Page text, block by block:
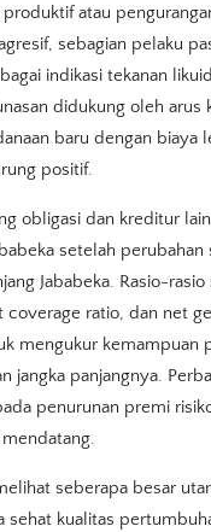
atau
sebagian pelaku
indikasi tekanan
didukung oleh arus
baru dengan biaya
positif.
obligasi dan kreditur
setelah perubahan
Jababeka. Rasio-
ratio, dan net
mengukur kemampuan
jangka panjangnya.
penurunan premi
seberapa besar
sehat kualitas